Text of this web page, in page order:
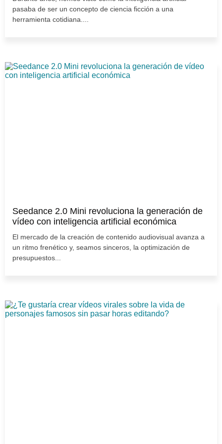
pasaba de ser un concepto de ciencia ficción a una
herramienta cotidiana....
Seedance 2.0 Mini revoluciona la generación de
vídeo con inteligencia artificial económica
El mercado de la creación de contenido audiovisual avanza a
un ritmo frenético y, seamos sinceros, la optimización de
presupuestos...